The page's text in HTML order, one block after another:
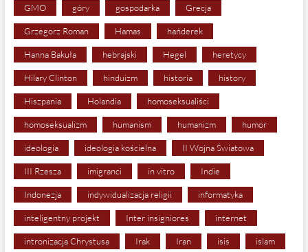
GMO góry gospodarka Grecja
Grzegorz Roman Hamas hańderek
Hanna Bakuła hebrajski Hegel heretycy
Hilary Clinton hinduizm historia history
Hiszpania Holandia homoseksualiści
homoseksualizm humanism humanizm humor
ideologia ideologia kościelna II Wojna Światowa
III Rzesza imigranci in vitro Indie
Indonezja indywidualizacja religii informatyka
inteligentny projekt Inter insigniores internet
intronizacja Chrystusa Irak Iran isis islam